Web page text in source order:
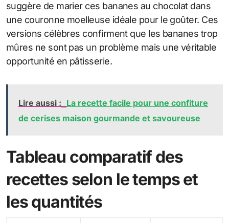
suggère de marier ces bananes au chocolat dans
une couronne moelleuse idéale pour le goûter. Ces
versions célèbres confirment que les bananes trop
mûres ne sont pas un problème mais une véritable
opportunité en pâtisserie.
Lire aussi : La recette facile pour une confiture
de cerises maison gourmande et savoureuse
Tableau comparatif des
recettes selon le temps et
les quantités